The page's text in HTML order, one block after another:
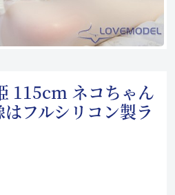
115cm ネコちゃん
フルシリコン製ラ